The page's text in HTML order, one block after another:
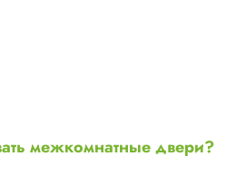
межкомнатные двери?